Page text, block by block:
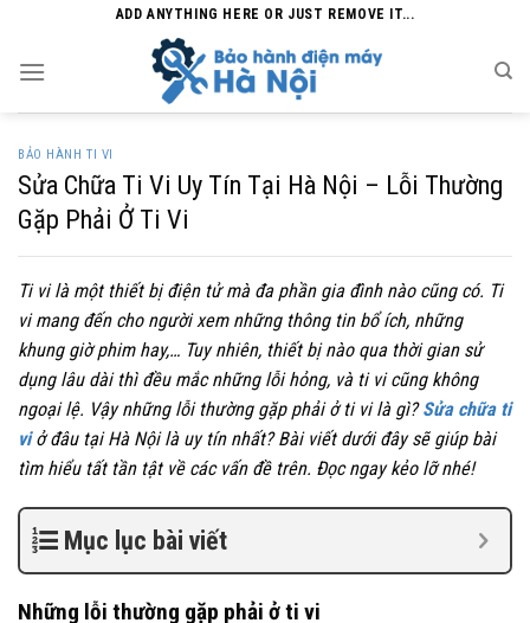
content
ADD ANYTHING HERE OR JUST REMOVE IT...
BẢO HÀNH TI VI
Sửa Chữa Ti Vi Uy Tín Tại Hà Nội – Lỗi Thường
Gặp Phải Ở Ti Vi
Ti vi là một thiết bị điện tử mà đa phần gia đình nào cũng có. Ti
vi mang đến cho người xem những thông tin bổ ích, những
khung giờ phim hay,… Tuy nhiên, thiết bị nào qua thời gian sử
dụng lâu dài thì đều mắc những lỗi hỏng, và ti vi cũng không
ngoại lệ. Vậy những lỗi thường gặp phải ở ti vi là gì?Sửa chữa ti
viở đâu tại Hà Nội là uy tín nhất? Bài viết dưới đây sẽ giúp bài
tìm hiểu tất tần tật về các vấn đề trên. Đọc ngay kẻo lỡ nhé!
Mục lục bài viết
Những lỗi thường gặp phải ở ti vi